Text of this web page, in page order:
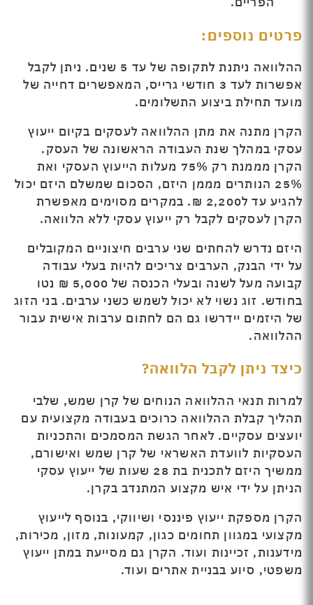
פרטים נוספים:
ההלוואה ניתנת לתקופה של עד 5 שנים. ניתן לקבל
אפשרות לעד 3 חודשי גרייס, המאפשרים דחייה של
מועד תחילת ביצוע התשלומים.
הקרן מתנה את מתן ההלוואה לעסקים בקיום ייעוץ
עסקי במהלך שנת העבודה הראשונה של העסק.
הקרן מממנת רק 75% מעלות הייעוץ העסקי ואת
25% הנותרים מממן היזם, הסכום שמשלם היזם יכול
להגיע עד ל2,200 ₪. במקרים מסוימים מאפשרת
הקרן לעסקים לקבל רק ייעוץ עסקי ללא הלוואה.
היזם נדרש להחתים שני ערבים חיצוניים המקובלים
על ידי הבנק, הערבים צריכים להיות בעלי עבודה
קבועה מעל לשנה ובעלי הכנסה של 5,000 ₪ נטו
בחודש. זוג נשוי לא יכול לשמש כשני ערבים. בני הזוג
של היזמים יידרשו גם הם לחתום ערבות אישית עבור
ההלוואה.
כיצד ניתן לקבל הלוואה?
למרות תנאי ההלוואה הנוחים של קרן שמש, שלבי
תהליך קבלת ההלוואה כרוכים בעבודה מקצועית עם
יועצים עסקיים. לאחר הגשת המסמכים והתכניות
העסקיות לוועדת האשראי של קרן שמש ואישורם,
ממשיך היזם לתכנית בת 28 שעות של ייעוץ עסקי
הניתן על ידי איש מקצוע המתנדב בקרן.
הקרן מספקת ייעוץ פיננסי ושיווקי, בנוסף לייעוץ
מקצועי במגוון תחומים כגון, קמעונות, מזון, מכירות,
מידענות, זכיינות ועוד. הקרן גם מסייעת במתן ייעוץ
משפטי, סיוע בבניית אתרים ועוד.